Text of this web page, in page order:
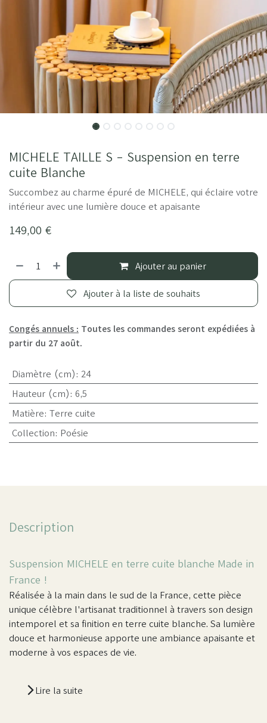
MICHELE TAILLE S - Suspension en terre
cuite Blanche
Succombez au charme épuré de MICHELE, qui éclaire votre
intérieur avec une lumière douce et apaisante
149,00 €
Ajouter au panier
Ajouter à la liste de souhaits
Congés annuels : Toutes les commandes seront expédiées à
partir du 27 août.
Diamètre (cm): 24
Hauteur (cm): 6,5
Matière: Terre cuite
Collection: Poésie
Description
Suspension MICHELE en terre cuite blanche Made in
France !
Réalisée à la main dans le sud de la France, cette pièce
unique célèbre l'artisanat traditionnel à travers son design
intemporel et sa finition en terre cuite blanche. Sa lumière
douce et harmonieuse apporte une ambiance apaisante et
moderne à vos espaces de vie.
Lire la suite